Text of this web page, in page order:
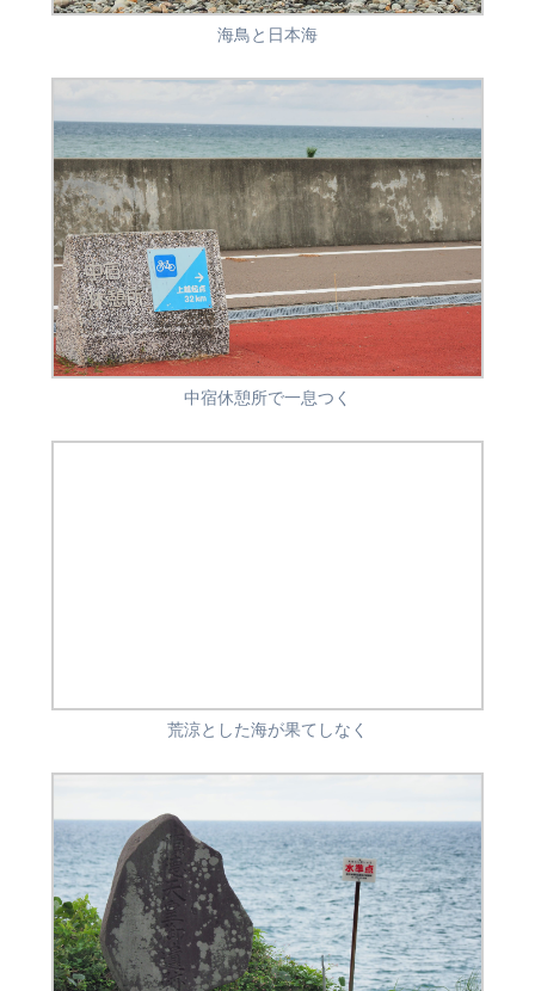
海鳥と日本海
中宿休憩所で一息つく
荒涼とした海が果てしなく